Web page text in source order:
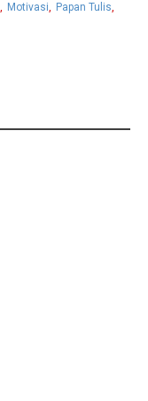
Motivasi
Papan Tulis